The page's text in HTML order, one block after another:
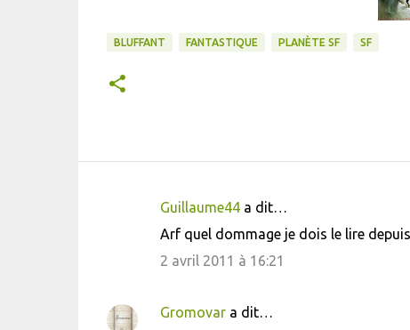
BLUFFANT FANTASTIQUE PLANÈTE SF SF
e
Guillaume44a dit…
Arf quel dommage je dois le lire
2 avril 2011 à 16:21
Gromovara dit…